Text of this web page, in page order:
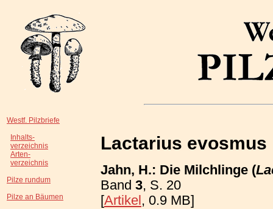
Westf. Pilzbriefe
Inhalts-
verzeichnis
Arten-
verzeichnis
Pilze rundum
Pilze an Bäumen
Lactarius evosmus
Jahn, H.: Die Milchlinge (
Band 3, S. 20
[Artikel , 0.9 MB]